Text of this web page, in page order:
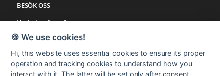
BESÖK OSS
Herkulesvägen 8
553 03 Jönköping
Karta via Google Maps
SNABBLÄNKAR
🍪 We use cookies!
Hi, this website uses essential cookies to ensure its proper
operation and tracking cookies to understand how you
interact with it. The latter will be set only after consent.